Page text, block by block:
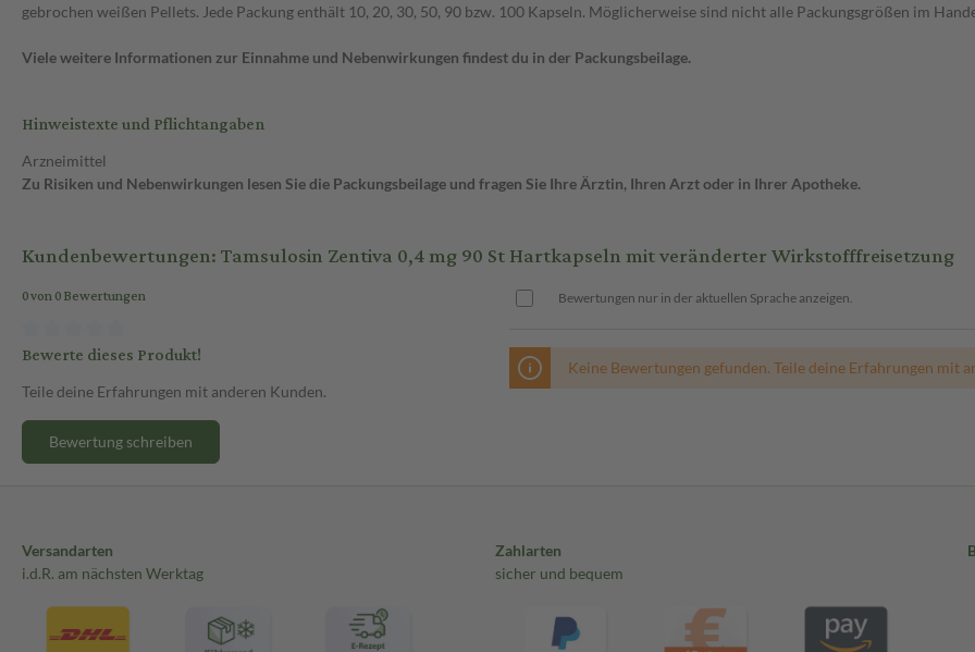
gebrochen weißen Pellets. Jede Packung enthält 10, 20, 30, 50, 90 bzw. 100 Kapseln. Möglicherweise sind nicht alle Packungsgrößen im
Viele weitere Informationen zur Einnahme und Nebenwirkungen findest du in der Packungsbeilage.
Hinweistexte und Pflichtangaben
Arzneimittel
Zu Risiken und Nebenwirkungen lesen Sie die Packungsbeilage und fragen Sie Ihre Ärztin, Ihren Arzt oder in Ihrer Apotheke.
Kundenbewertungen: Tamsulosin Zentiva 0,4 mg 90 St Hartkapseln mit veränderter Wirkstofffreisetzung
0 von 0 Bewertungen
Bewerte dieses Produkt!
Teile deine Erfahrungen mit anderen Kunden.
Bewertung schreiben
Bewertungen nur in der aktuellen Sprache anzeigen.
Keine Bewertungen gefunden. Teile deine Erfahrungen mit
Versandarten
i.d.R. am nächsten Werktag
Zahlarten
sicher und bequem